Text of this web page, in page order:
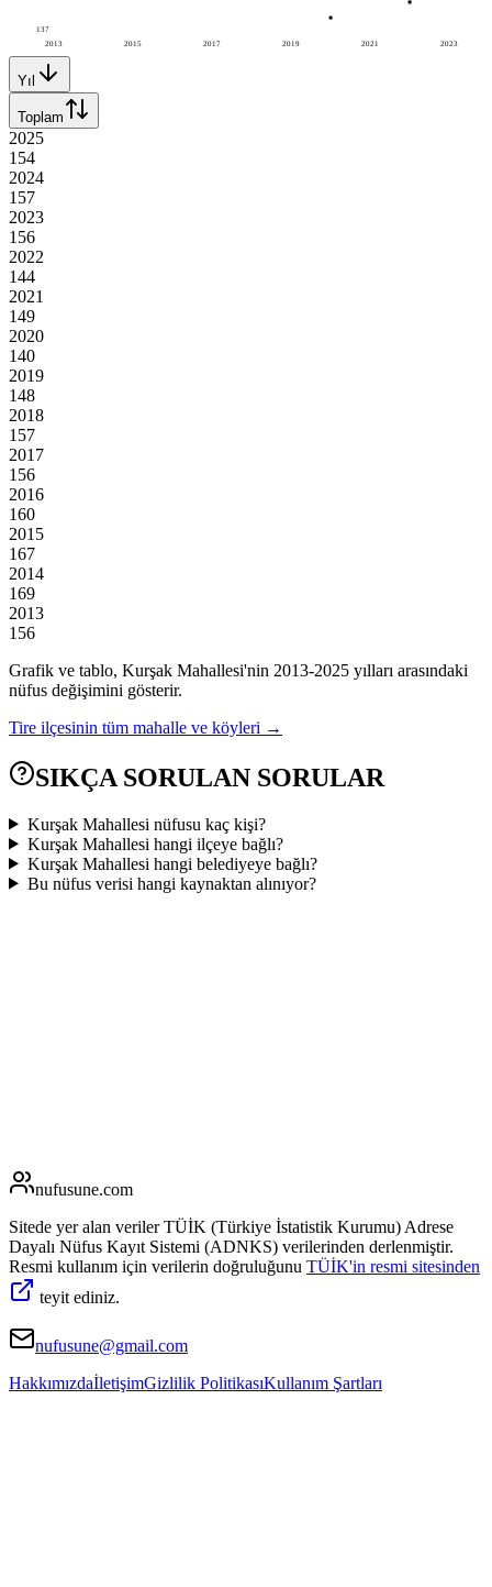
2013 2015 2017 2019 2021 2023
137
Yıl
Toplam
2025
154
2024
157
2023
156
2022
144
2021
149
2020
140
2019
148
2018
157
2017
156
2016
160
2015
167
2014
169
2013
156
Grafik ve tablo, Kurşak Mahallesi'nin 2013-2025 yılları arasındaki
nüfus değişimini gösterir.
Tire ilçesinin tüm mahalle ve köyleri →
SIKÇA SORULAN SORULAR
Kurşak Mahallesi nüfusu kaç kişi?
Kurşak Mahallesi hangi ilçeye bağlı?
Kurşak Mahallesi hangi belediyeye bağlı?
Bu nüfus verisi hangi kaynaktan alınıyor?
nufusune.com
Sitede yer alan veriler TÜİK (Türkiye İstatistik Kurumu) Adrese
Dayalı Nüfus Kayıt Sistemi (ADNKS) verilerinden derlenmiştir.
Resmi kullanım için verilerin doğruluğunu TÜİK'in resmi sitesinden
teyit ediniz.
nufusune@gmail.com
HakkımızdaİletişimGizlilik PolitikasıKullanım Şartları